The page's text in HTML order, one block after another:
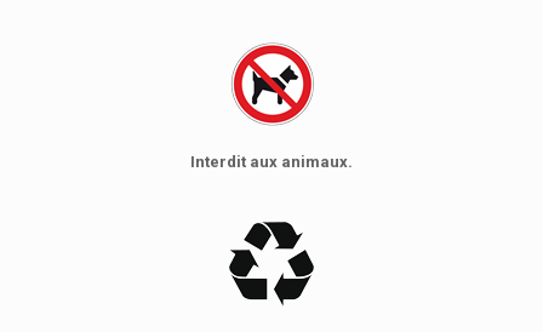
Interdit aux animaux.